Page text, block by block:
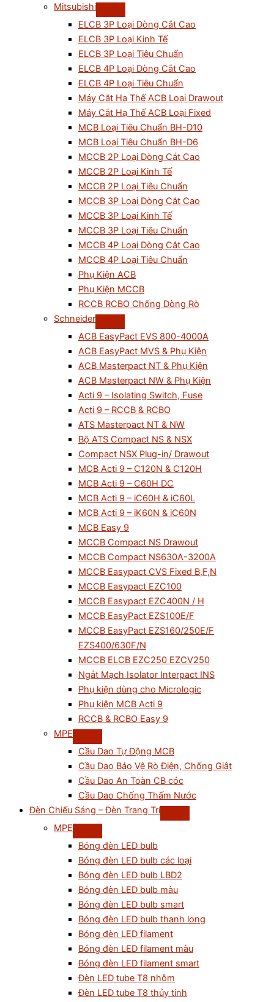
Mitsubishi
ELCB 3P Loại Dòng Cắt Cao
ELCB 3P Loại Kinh Tế
ELCB 3P Loại Tiêu Chuẩn
ELCB 4P Loại Dòng Cắt Cao
ELCB 4P Loại Tiêu Chuẩn
Máy Cắt Hạ Thế ACB Loại Drawout
Máy Cắt Hạ Thế ACB Loại Fixed
MCB Loại Tiêu Chuẩn BH-D10
MCB Loại Tiêu Chuẩn BH-D6
MCCB 2P Loại Dòng Cắt Cao
MCCB 2P Loại Kinh Tế
MCCB 2P Loại Tiêu Chuẩn
MCCB 3P Loại Dòng Cắt Cao
MCCB 3P Loại Kinh Tế
MCCB 3P Loại Tiêu Chuẩn
MCCB 4P Loại Dòng Cắt Cao
MCCB 4P Loại Tiêu Chuẩn
Phụ Kiện ACB
Phụ Kiện MCCB
RCCB RCBO Chống Dòng Rò
Schneider
ACB EasyPact EVS 800-4000A
ACB EasyPact MVS & Phụ Kiện
ACB Masterpact NT & Phụ Kiện
ACB Masterpact NW & Phụ Kiện
Acti 9 – Isolating Switch, Fuse
Acti 9 – RCCB & RCBO
ATS Masterpact NT & NW
Bộ ATS Compact NS & NSX
Compact NSX Plug-in/ Drawout
MCB Acti 9 – C120N & C120H
MCB Acti 9 – C60H DC
MCB Acti 9 – iC60H & iC60L
MCB Acti 9 – iK60N & iC60N
MCB Easy 9
MCCB Compact NS Drawout
MCCB Compact NS630A-3200A
MCCB Easypact CVS Fixed B,F,N
MCCB Easypact EZC100
MCCB Easypact EZC400N / H
MCCB EasyPact EZS100E/F
MCCB EasyPact EZS160/250E/F
EZS400/630F/N
MCCB ELCB EZC250 EZCV250
Ngắt Mạch Isolator Interpact INS
Phụ kiện dùng cho Micrologic
Phụ kiện MCB Acti 9
RCCB & RCBO Easy 9
MPE
Cầu Dao Tự Động MCB
Cầu Dao Bảo Vệ Rò Điện, Chống Giật
Cầu Dao An Toàn CB cóc
Cầu Dao Chống Thấm Nước
Đèn Chiếu Sáng – Đèn Trang Trí
MPE
Bóng đèn LED bulb
Bóng đèn LED bulb các loại
Bóng đèn LED bulb LBD2
Bóng đèn LED bulb màu
Bóng đèn LED bulb smart
Bóng đèn LED bulb thanh long
Bóng đèn LED filament
Bóng đèn LED filament màu
Bóng đèn LED filament smart
Đèn LED tube T8 nhôm
Đèn LED tube T8 thủy tinh